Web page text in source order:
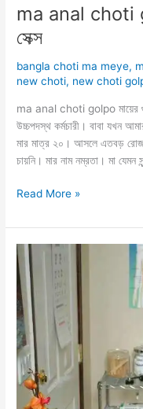
ma anal choti
সেক্স
bangla choti ma meye,
new choti, new choti
ma anal choti golpo মায়ের গু
উচ্চপদস্থ কর্মচারী। বাবা যখন
মার মাত্র ২০। আসলে এতবড়
চায়নি। মার নাম নম্রতা। মা
ma
choti
golpo
কচি
মায়ের
সাথে
এনাল
সেক্স
Read More »